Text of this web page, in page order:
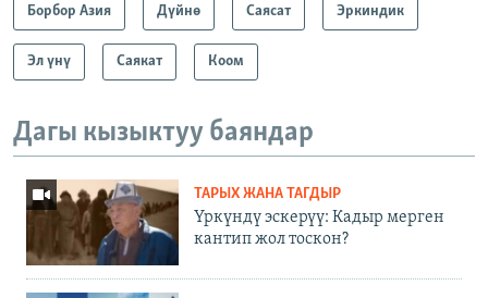
Борбор Азия Дүйнө Саясат Эркиндик
Эл үнү Саякат Коом
Дагы кызыктуу баяндар
ТАРЫХ ЖАНА ТАГДЫР
Үркүндү эскерүү: Кадыр мерген
кантип жол тоскон?